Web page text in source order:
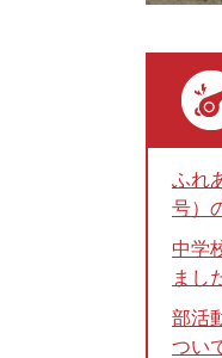
ふれ
号）
中学
まし
部活
つい